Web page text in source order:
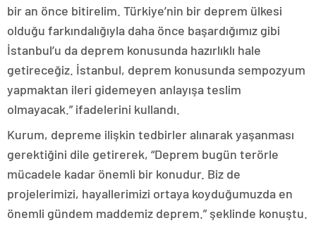
bir an önce bitirelim. Türkiye’nin bir deprem ülkesi
olduğu farkındalığıyla daha önce başardığımız gibi
İstanbul’u da deprem konusunda hazırlıklı hale
getireceğiz. İstanbul, deprem konusunda sempozyum
yapmaktan ileri gidemeyen anlayışa teslim
olmayacak.” ifadelerini kullandı.
Kurum, depreme ilişkin tedbirler alınarak yaşanması
gerektiğini dile getirerek, “Deprem bugün terörle
mücadele kadar önemli bir konudur. Biz de
projelerimizi, hayallerimizi ortaya koyduğumuzda en
önemli gündem maddemiz deprem.” şeklinde konuştu.